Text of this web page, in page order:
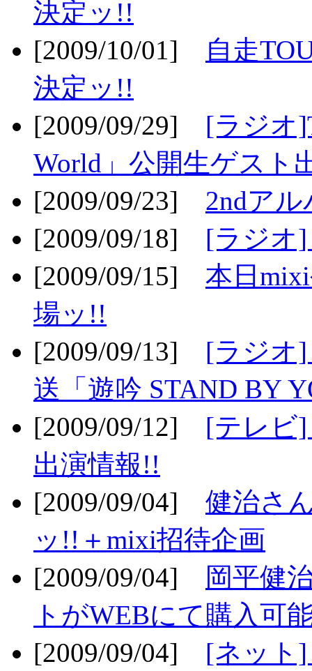
決定ッ!!
[2009/10/01]
自走
決定ッ!!
[2009/09/29] [ラジオ
World」公開生ゲスト
[2009/09/23] 2ndア
[2009/09/18] [ラジオ
[2009/09/15] 本日
場ッ!!
[2009/09/13] [ラジオ]
送「遊吟 STAND BY
[2009/09/12] [テレビ]
出演情報!!
[2009/09/04] 健治さ
ッ!!＋mixi招待企画
[2009/09/04]
岡平健
トがWEBにて購入可
[2009/09/04] [ネット]